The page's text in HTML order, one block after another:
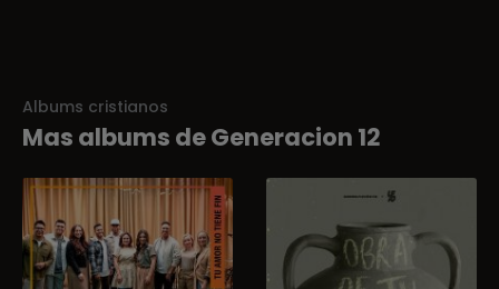
Albums cristianos
Mas albums de Generacion 12